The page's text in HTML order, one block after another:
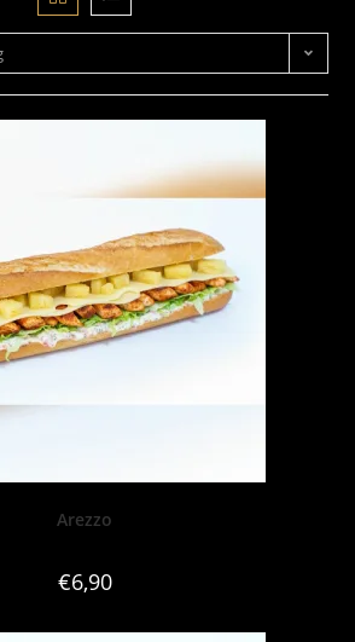
Arezzo
€6,90